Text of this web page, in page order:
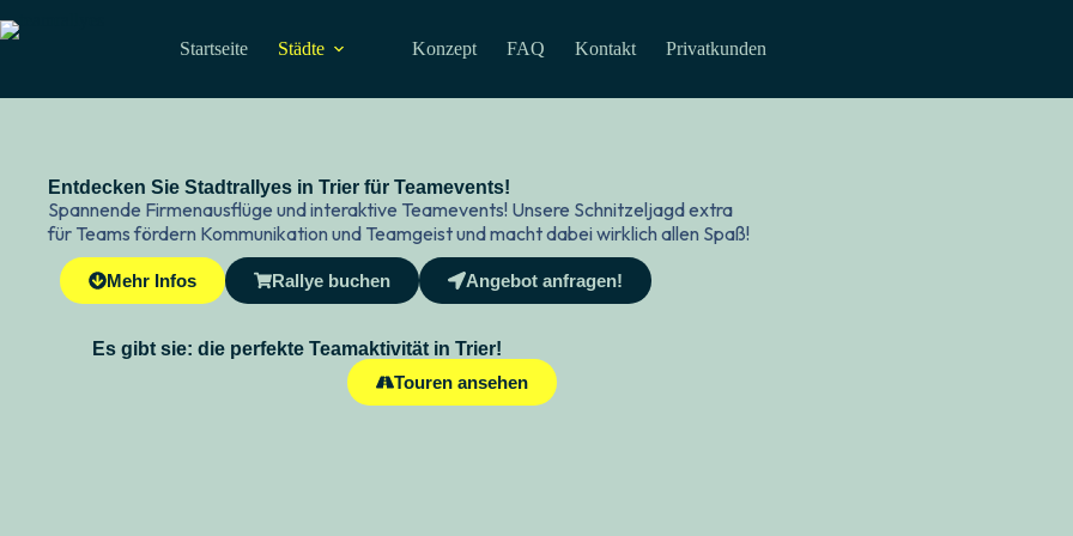
Startseite Städte Konzept FAQ Kontakt Privatkunden
Entdecken Sie Stadtrallyes in Trier für Teamevents!
Spannende Firmenausflüge und interaktive Teamevents! Unsere Schnitzeljagd extra
für Teams fördern Kommunikation und Teamgeist und macht dabei wirklich allen Spaß!
Mehr Infos Rallye buchen Angebot anfragen!
Es gibt sie: die perfekte Teamaktivität in Trier!
Touren ansehen